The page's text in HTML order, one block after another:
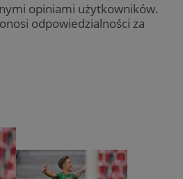
opiniami użytkowników.
odpowiedzialności za